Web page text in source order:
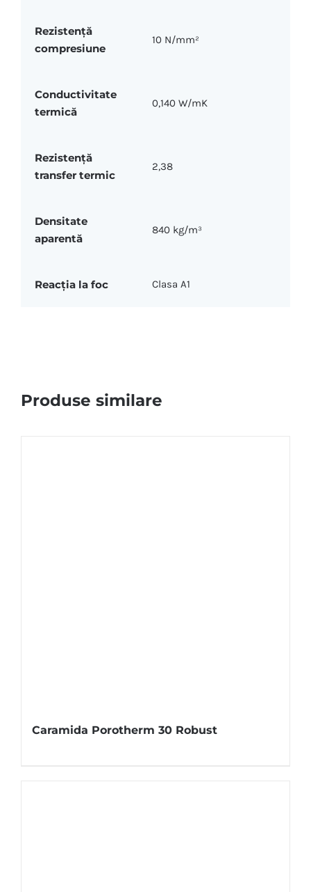
Rezistență
compresiune
10 N/mm²
Conductivitate
termică
0,140 W/mK
Rezistență
transfer termic
2,38
Densitate
aparentă
840 kg/m³
Reacția la foc Clasa A1
Produse similare
Caramida Porotherm 30 Robust